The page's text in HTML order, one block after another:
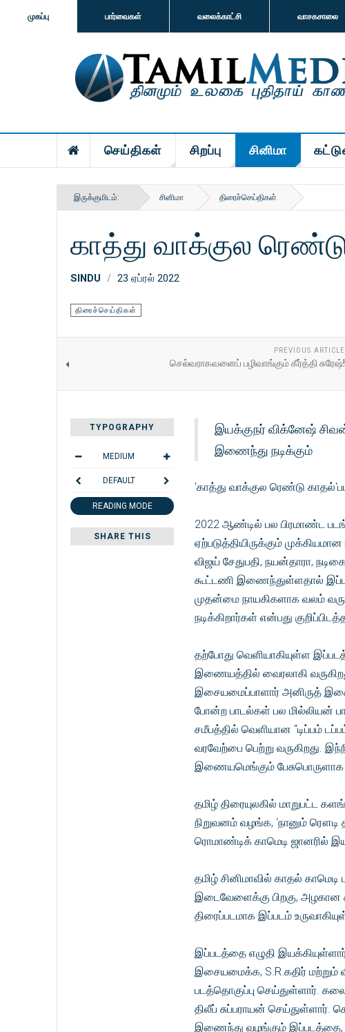
முகப்பு பார்வைகள் வலைக்காட்சி வாசகசாலை
செய்திகள் சிறப்பு சினிமா
இருக்குமிடம்: சினிமா திரைச்செய்திகள்
காத்து வாக்குல
SINDU 23 ஏப்ரல் 2022
திரைச்செய்திகள்
PREVIOUS ARTICLE
செல்வராகவனைப் பழிவாங்கும் கீர்த்தி சுரேஷ்!
TYPOGRAPHY
MEDIUM
DEFAULT
READING MODE
SHARE THIS
இயக்குநர் விக்னேஷ்
இணைந்து நடிக்கும்
'காத்து வாக்குல ரெண்டு
2022 ஆண்டில் பல பிரமாண்ட
ஏற்படுத்தியிருக்கும்
விஜய் சேதுபதி, நயன்தாரா,
கூட்டணி இணைந்துள்ளதால்
முதன்மை நாயகிகளாக வலம்
நடிக்கிறார்கள் என்பது
தற்போது வெளியாகியுள்ள
இணையத்தில் வைரலாகி
இசையமைப்பாளார் அனிருத்
போன்ற பாடல்கள் பல மில்லியன்
சமீபத்தில் வெளியான “டிப்பம்
வரவேற்பை பெற்று வருகிறது.
இணையமெங்கும் பேசுபொருளாக
தமிழ் திரையுலகில் மாறுபட்ட
நிறுவனம் வழங்க, ‘நானும் ரௌடி
ரொமாண்டிக் காமெடி ஜானரில்
தமிழ் சினிமாவில் காதல்
இடைவேளைக்கு பிறகு, அழகான
திரைப்படமாக இப்படம்
இப்படத்தை எழுதி
இசையமைக்க, S.R.கதிர் மற்றும்
படத்தொகுப்பு செய்துள்ளார்.
திலீப் சுப்பராயன் செய்துள்ளார்.
இணைந்து வழங்கும் இப்படத்தை,